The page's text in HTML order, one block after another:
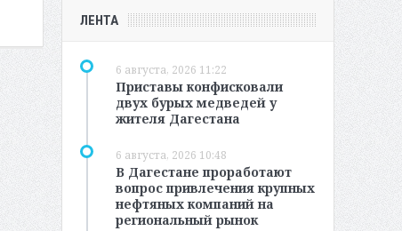
ЛЕНТА
6 августа, 2026 11:22
Приставы конфисковали
двух бурых медведей у
жителя Дагестана
6 августа, 2026 10:48
В Дагестане проработают
вопрос привлечения крупных
нефтяных компаний на
региональный рынок